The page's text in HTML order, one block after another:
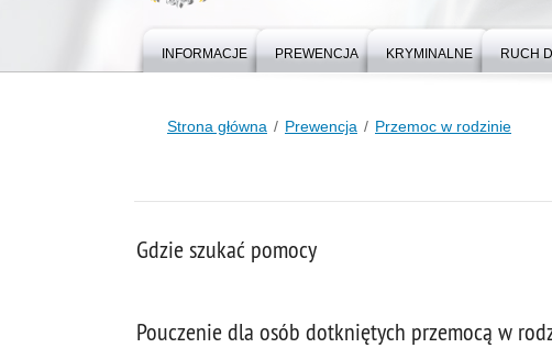
INFORMACJE PREWENCJA KRYMINALNE RUCH
Strona główna Prewencja Przemoc w rodzinie
Gdzie szukać pomocy
Pouczenie dla osób dotkniętych przemocą w